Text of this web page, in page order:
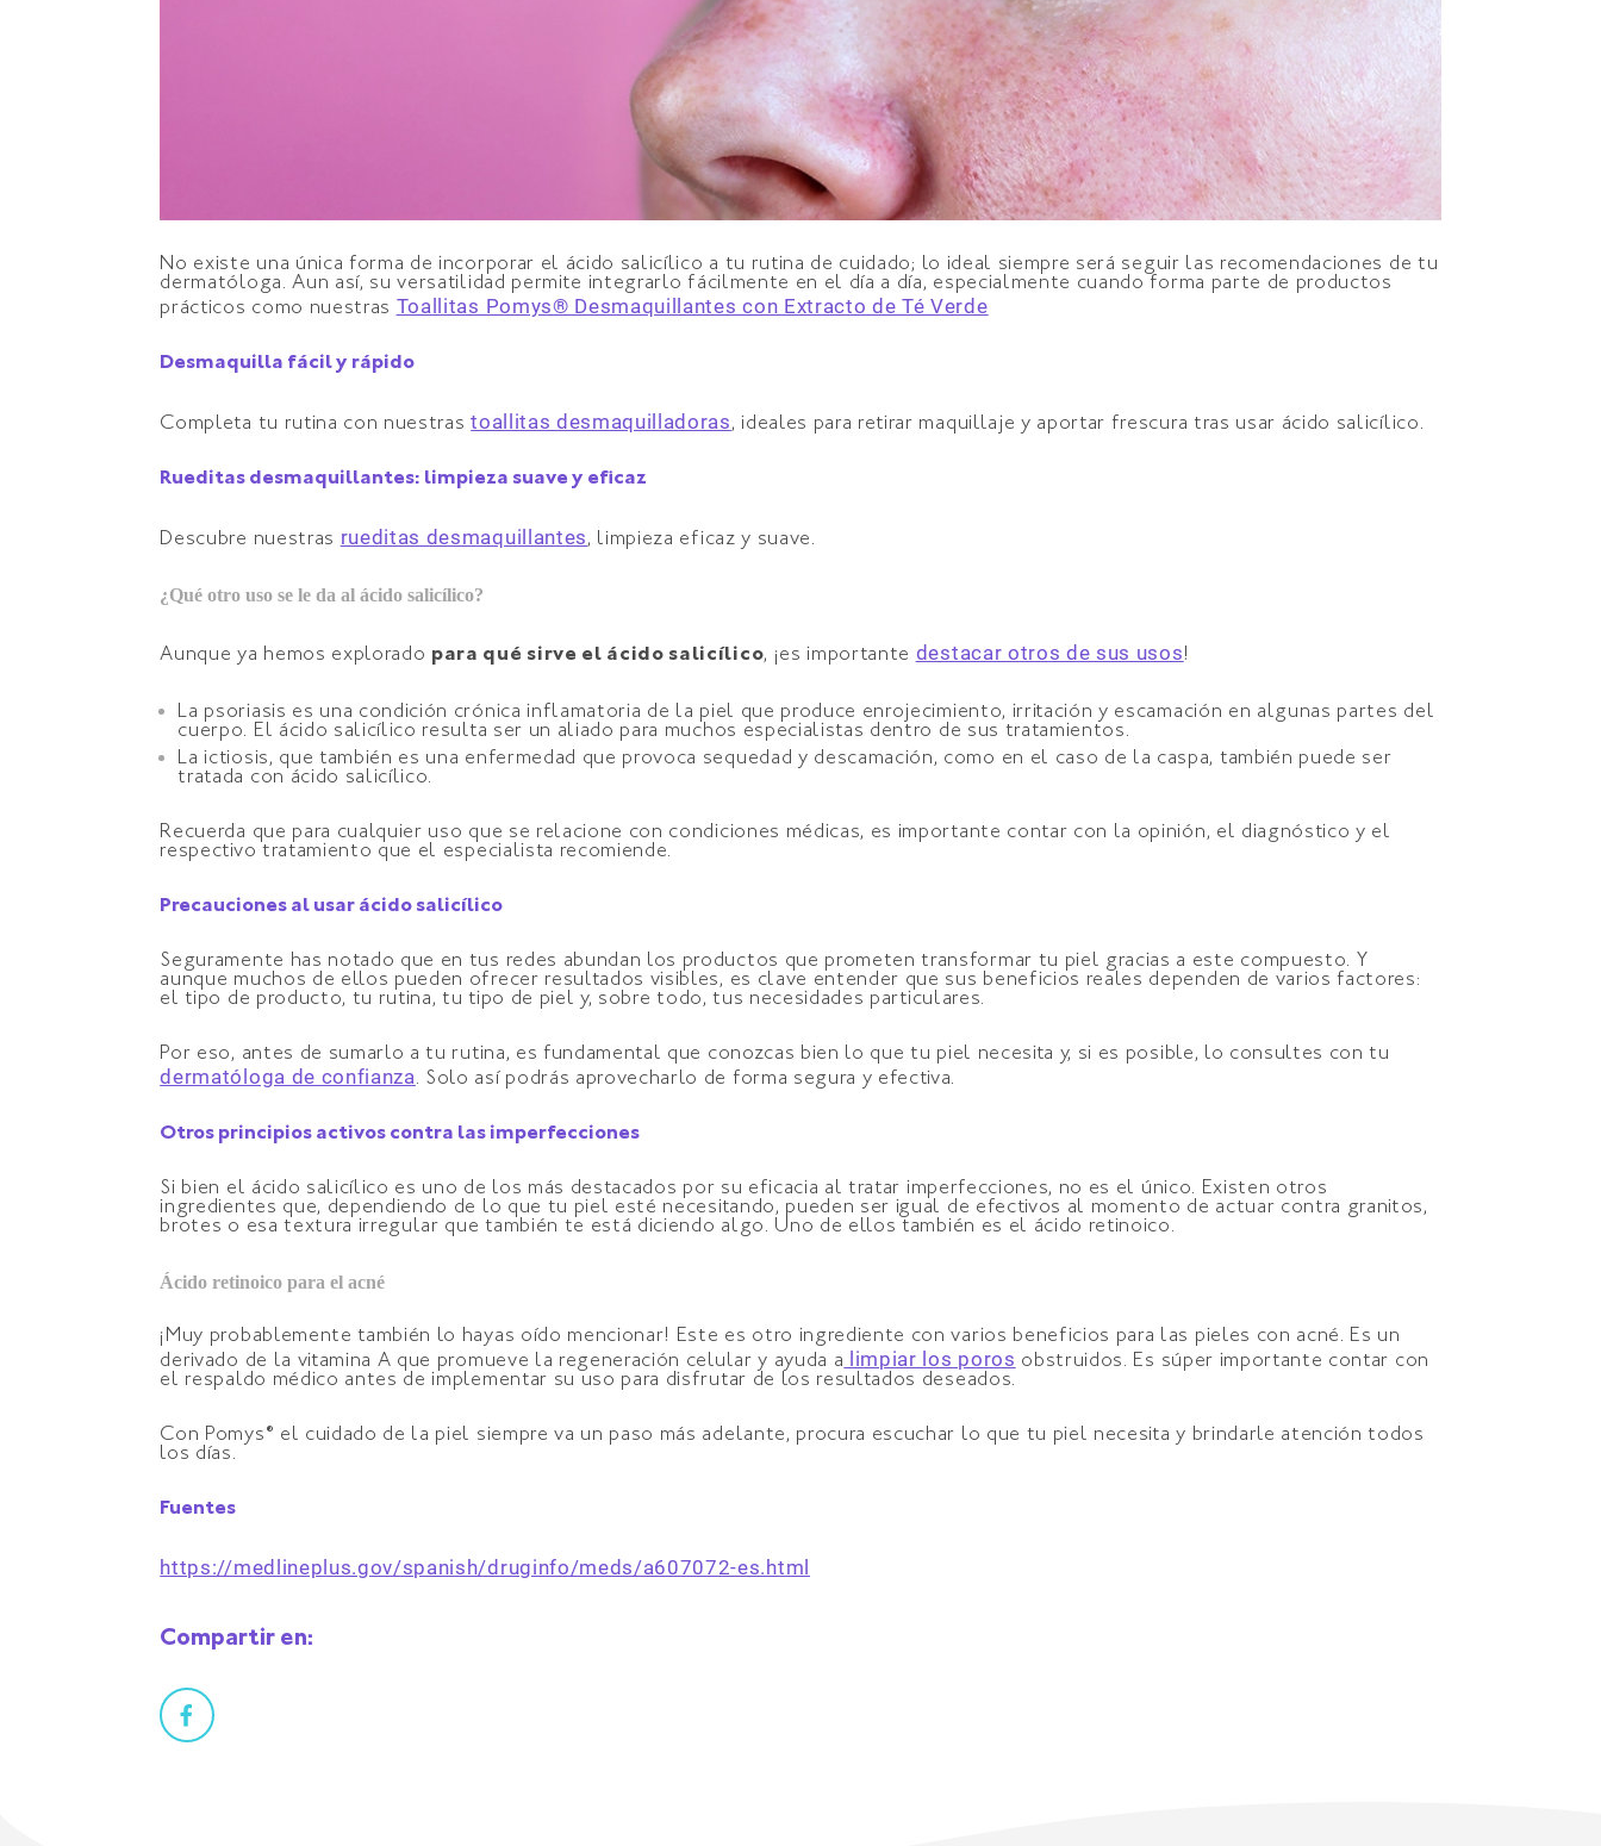
No existe una única forma de incorporar el ácido salicílico a tu rutina de cuidado; lo ideal siempre será seguir las recomendaciones de tu
dermatóloga. Aun así, su versatilidad permite integrarlo fácilmente en el día a día, especialmente cuando forma parte de productos
prácticos como nuestras Toallitas Pomys® Desmaquillantes con Extracto de Té Verde
Desmaquilla fácil y rápido
Completa tu rutina con nuestrastoallitas desmaquilladoras , ideales para retirar maquillaje y aportar frescura tras usar ácido salicílico.
Rueditas desmaquillantes: limpieza suave y eficaz
Descubre nuestras rueditas desmaquillantes , limpieza eficaz y suave.
¿Qué otro uso se le da al ácido salicílico?
Aunque ya hemos explorado para qué sirve el ácido salicílico, ¡es importante destacar otros de sus usos!
La psoriasis es una condición crónica inflamatoria de la piel que produce enrojecimiento, irritación y escamación en algunas partes del
cuerpo. El ácido salicílico resulta ser un aliado para muchos especialistas dentro de sus tratamientos.
La ictiosis, que también es una enfermedad que provoca sequedad y descamación, como en el caso de la caspa, también puede ser
tratada con ácido salicílico.
Recuerda que para cualquier uso que se relacione con condiciones médicas, es importante contar con la opinión, el diagnóstico y el
respectivo tratamiento que el especialista recomiende.
Precauciones al usar ácido salicílico
Seguramente has notado que en tus redes abundan los productos que prometen transformar tu piel gracias a este compuesto. Y
aunque muchos de ellos pueden ofrecer resultados visibles, es clave entender que sus beneficios reales dependen de varios factores:
el tipo de producto, tu rutina, tu tipo de piel y, sobre todo, tus necesidades particulares.
Por eso, antes de sumarlo a tu rutina, es fundamental que conozcas bien lo que tu piel necesita y, si es posible, lo consultes con tu
dermatóloga de confianza. Solo así podrás aprovecharlo de forma segura y efectiva.
Otros principios activos contra las imperfecciones
Si bien el ácido salicílico es uno de los más destacados por su eficacia al tratar imperfecciones, no es el único. Existen otros
ingredientes que, dependiendo de lo que tu piel esté necesitando, pueden ser igual de efectivos al momento de actuar contra granitos,
brotes o esa textura irregular que también te está diciendo algo. Uno de ellos también es el ácido retinoico.
Ácido retinoico para el acné
¡Muy probablemente también lo hayas oído mencionar! Este es otro ingrediente con varios beneficios para las pieles con acné. Es un
derivado de la vitamina A que promueve la regeneración celular y ayuda a
limpiar los poros obstruidos. Es súper importante contar con
el respaldo médico antes de implementar su uso para disfrutar de los resultados deseados.
Con Pomys® el cuidado de la piel siempre va un paso más adelante, procura escuchar lo que tu piel necesita y brindarle atención todos
los días.
Fuentes
https://medlineplus.gov/spanish/druginfo/meds/a607072-es.html
Compartir en: